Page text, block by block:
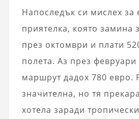
Напоследък си мислех за
приятелка, която замина
през октомври и плати
полета. Аз през
маршрут дадох 780 евро.
значителна, но тя
хотела заради